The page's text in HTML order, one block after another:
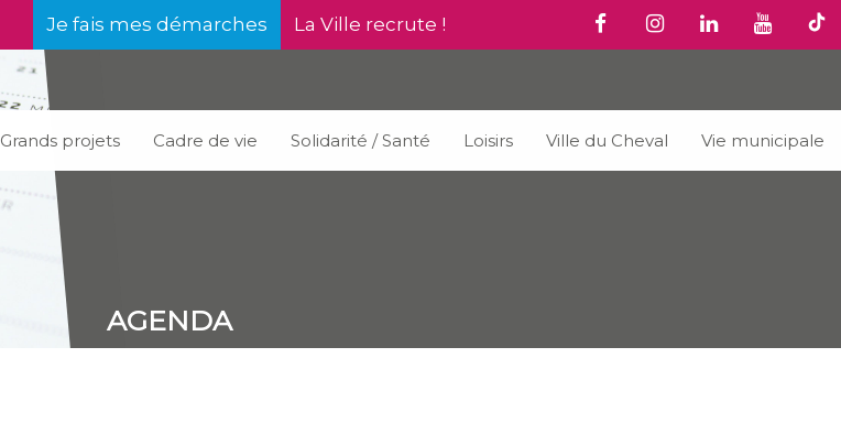
Je fais mes démarches La Ville recrute !
Grands projets Cadre de vie Solidarité / Santé Loisirs Ville du Cheval Vie municipale
AGENDA